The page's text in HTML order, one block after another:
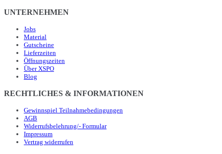
UNTERNEHMEN
Jobs
Material
Gutscheine
Lieferzeiten
Öffnungszeiten
Über XSPO
Blog
RECHTLICHES & INFORMATIONEN
Gewinnspiel Teilnahmebedingungen
AGB
Widerrufsbelehrung/- Formular
Impressum
Vertrag widerrufen